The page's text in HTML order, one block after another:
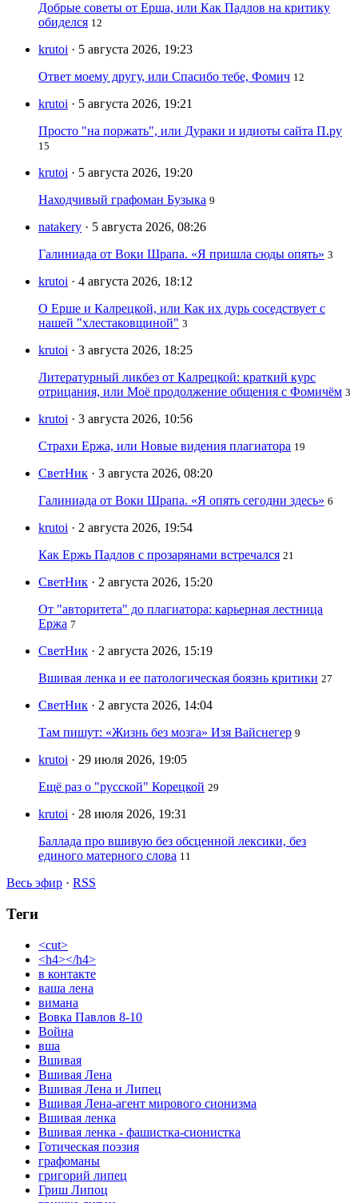
Добрые советы от Ерша, или Как Падлов на критику
обиделся 12
krutoi · 5 августа 2026, 19:23
Ответ моему другу, или Спасибо тебе, Фомич 12
krutoi · 5 августа 2026, 19:21
Просто "на поржать", или Дураки и идиоты сайта П.ру
15
krutoi · 5 августа 2026, 19:20
Находчивый графоман Бузыка 9
natakery · 5 августа 2026, 08:26
Галиниада от Воки Шрапа. «Я пришла сюды опять» 3
krutoi · 4 августа 2026, 18:12
О Ерше и Калрецкой, или Как их дурь соседствует с
нашей "хлестаковщиной" 3
krutoi · 3 августа 2026, 18:25
Литературный ликбез от Калрецкой: краткий курс
отрицания, или Моё продолжение общения с Фомичём 3
krutoi · 3 августа 2026, 10:56
Страхи Ержа, или Новые видения плагиатора 19
СветНик · 3 августа 2026, 08:20
Галиниада от Воки Шрапа. «Я опять сегодни здесь» 6
krutoi · 2 августа 2026, 19:54
Как Ержь Падлов с прозарянами встречался 21
СветНик · 2 августа 2026, 15:20
От "авторитета" до плагиатора: карьерная лестница
Ержа 7
СветНик · 2 августа 2026, 15:19
Вшивая ленка и ее патологическая боязнь критики 27
СветНик · 2 августа 2026, 14:04
Там пишут: «Жизнь без мозга» Изя Вайснегер 9
krutoi · 29 июля 2026, 19:05
Ещё раз о "русской" Корецкой 29
krutoi · 28 июля 2026, 19:31
Баллада про вшивую без обсценной лексики, без
единого матерного слова 11
Весь эфир · RSS
Теги
<cut>
<h4></h4>
в контакте
ваша лена
вимана
Вовка Павлов 8-10
Война
вша
Вшивая
Вшивая Лена
Вшивая Лена и Липец
Вшивая Лена-агент мирового сионизма
Вшивая ленка
Вшивая ленка - фашистка-сионистка
Готическая поэзия
графоманы
григорий липец
Гриш Липоц